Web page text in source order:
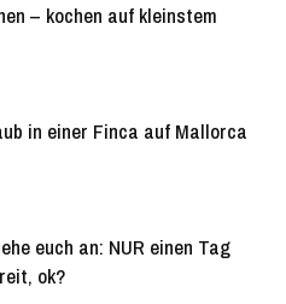
– kochen auf kleinstem
in einer Finca auf Mallorca
euch an: NUR einen Tag
ok?